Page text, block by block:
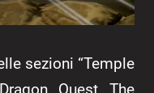
sezioni “Temple
Quest The